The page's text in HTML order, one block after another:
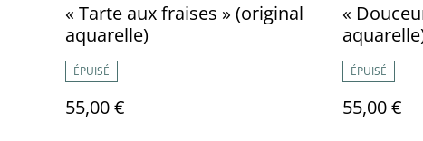
« Tarte aux fraises » (original
aquarelle)
ÉPUISÉ
55,00 €
«
ÉPUISÉ
55,00 €